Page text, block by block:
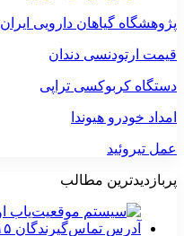
پژوهشگاه گیاهان دارویی ایران
قیمت ارتودنسی دندان
دستگاه کربوکسی تراپی
امداد خودرو هیوندا
عمل تیروئید
پربازدیدترین مطالب